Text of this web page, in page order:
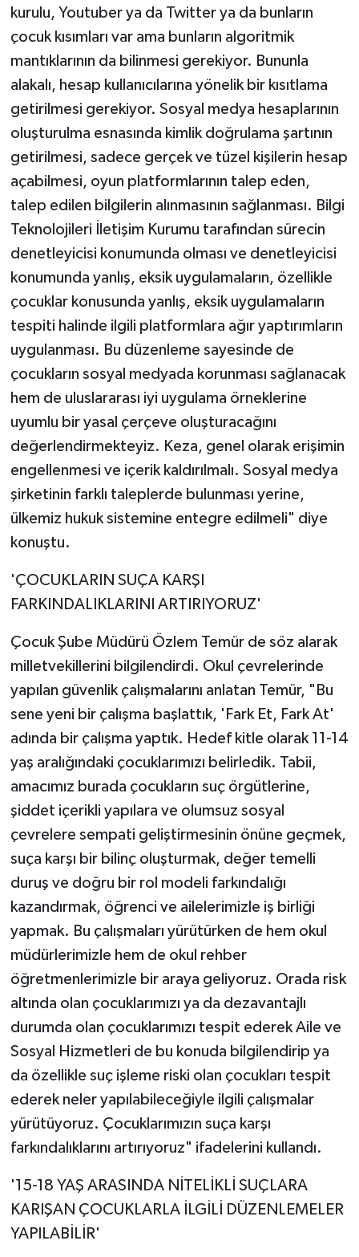
kurulu, Youtuber ya da Twitter ya da bunların
çocuk kısımları var ama bunların algoritmik
mantıklarının da bilinmesi gerekiyor. Bununla
alakalı, hesap kullanıcılarına yönelik bir kısıtlama
getirilmesi gerekiyor. Sosyal medya hesaplarının
oluşturulma esnasında kimlik doğrulama şartının
getirilmesi, sadece gerçek ve tüzel kişilerin hesap
açabilmesi, oyun platformlarının talep eden,
talep edilen bilgilerin alınmasının sağlanması. Bilgi
Teknolojileri İletişim Kurumu tarafından sürecin
denetleyicisi konumunda olması ve denetleyicisi
konumunda yanlış, eksik uygulamaların, özellikle
çocuklar konusunda yanlış, eksik uygulamaların
tespiti halinde ilgili platformlara ağır yaptırımların
uygulanması. Bu düzenleme sayesinde de
çocukların sosyal medyada korunması sağlanacak
hem de uluslararası iyi uygulama örneklerine
uyumlu bir yasal çerçeve oluşturacağını
değerlendirmekteyiz. Keza, genel olarak erişimin
engellenmesi ve içerik kaldırılmalı. Sosyal medya
şirketinin farklı taleplerde bulunması yerine,
ülkemiz hukuk sistemine entegre edilmeli" diye
konuştu.
'ÇOCUKLARIN SUÇA KARŞI
FARKINDALIKLARINI ARTIRIYORUZ'
Çocuk Şube Müdürü Özlem Temür de söz alarak
milletvekillerini bilgilendirdi. Okul çevrelerinde
yapılan güvenlik çalışmalarını anlatan Temür, "Bu
sene yeni bir çalışma başlattık, 'Fark Et, Fark At'
adında bir çalışma yaptık. Hedef kitle olarak 11-14
yaş aralığındaki çocuklarımızı belirledik. Tabii,
amacımız burada çocukların suç örgütlerine,
şiddet içerikli yapılara ve olumsuz sosyal
çevrelere sempati geliştirmesinin önüne geçmek,
suça karşı bir bilinç oluşturmak, değer temelli
duruş ve doğru bir rol modeli farkındalığı
kazandırmak, öğrenci ve ailelerimizle iş birliği
yapmak. Bu çalışmaları yürütürken de hem okul
müdürlerimizle hem de okul rehber
öğretmenlerimizle bir araya geliyoruz. Orada risk
altında olan çocuklarımızı ya da dezavantajlı
durumda olan çocuklarımızı tespit ederek Aile ve
Sosyal Hizmetleri de bu konuda bilgilendirip ya
da özellikle suç işleme riski olan çocukları tespit
ederek neler yapılabileceğiyle ilgili çalışmalar
yürütüyoruz. Çocuklarımızın suça karşı
farkındalıklarını artırıyoruz" ifadelerini kullandı.
'15-18 YAŞ ARASINDA NİTELİKLİ SUÇLARA
KARIŞAN ÇOCUKLARLA İLGİLİ DÜZENLEMELER
YAPILABİLİR'